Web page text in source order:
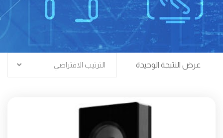
عرض النتيجة الوحيدة الترتيب الافتراضي